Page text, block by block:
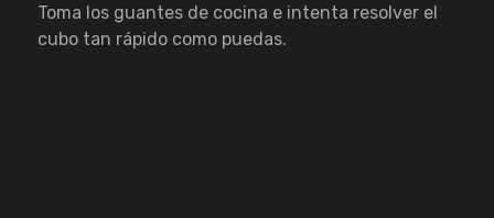
Toma los guantes de cocina e intenta resolver el
cubo tan rápido como puedas.